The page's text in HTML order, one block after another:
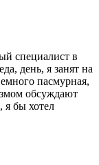
специалист в
день, я занят на
пасмурная,
обсуждают
я бы хотел